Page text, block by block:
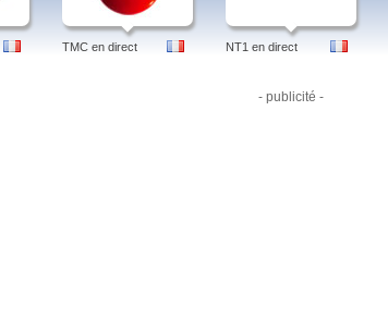
TMC en direct NT1 en direct
- publicité -